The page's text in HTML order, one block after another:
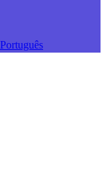
Português